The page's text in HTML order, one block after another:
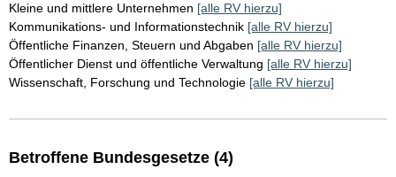
Kleine und mittlere Unternehmen [alle RV hierzu]
Kommunikations- und Informationstechnik [alle RV hierzu]
Öffentliche Finanzen, Steuern und Abgaben [alle RV hierzu]
Öffentlicher Dienst und öffentliche Verwaltung [alle RV hierzu]
Wissenschaft, Forschung und Technologie [alle RV hierzu]
Betroffene Bundesgesetze (4)